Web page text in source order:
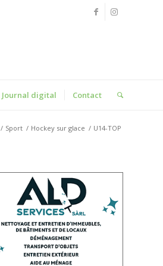
Journal digital Contact
/ Sport / Hockey sur glace / U14-TOP